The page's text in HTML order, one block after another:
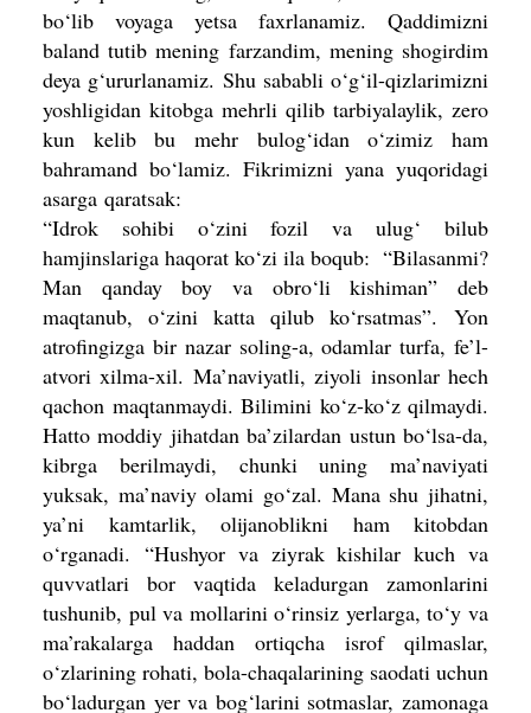
bo‘lib voyaga yetsa faxrlanamiz. Qaddimizni
baland tutib mening farzandim, mening shogirdim
deya g‘urur­lanamiz. Shu sababli o‘g‘il-qizlari­mizni
yoshligidan kitobga mehrli qilib tarbiyalaylik, zero
kun kelib bu mehr bulog‘idan o‘zimiz ham
bahramand bo‘la­miz. Fikrimizni yana yuqoridagi
asarga qaratsak:
“Idrok sohibi o‘zini fozil va ulug‘ bilub
hamjinslariga haqorat ko‘zi ila boqub: “Bilasanmi?
Man qanday boy va obro‘li kishiman” deb
maqtanub, o‘zini katta qilub ko‘rsatmas”. Yon
atrofingizga bir nazar soling-a, odamlar turfa, fe’l-
atvori xilma-xil. Ma’naviyatli, ziyoli insonlar hech
qachon maqtanmaydi. Bilimini ko‘z-ko‘z qilmaydi.
Hatto moddiy jihatdan ba’zilardan ustun bo‘lsa-da,
kibrga berilmaydi, chunki uning ma’naviyati
yuksak, ma’naviy olami go‘zal. Mana shu jihatni,
ya’ni kamtarlik, olijanoblikni ham kitobdan
o‘rganadi. “Hushyor va ziyrak kishilar kuch va
quvvatlari bor vaqtida keladurgan zamonlarini
tushunib, pul va mollarini o‘rinsiz yerlarga, to‘y va
ma’rakalarga haddan ortiqcha isrof qilmaslar,
o‘zlarining rohati, bola-chaqalarining saodati uchun
bo‘ladur­gan yer va bog‘larini sotmaslar, zamonaga